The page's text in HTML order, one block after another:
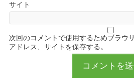
サイト
次回のコメントで使用するためブラウ
アドレス、サイトを保存する。